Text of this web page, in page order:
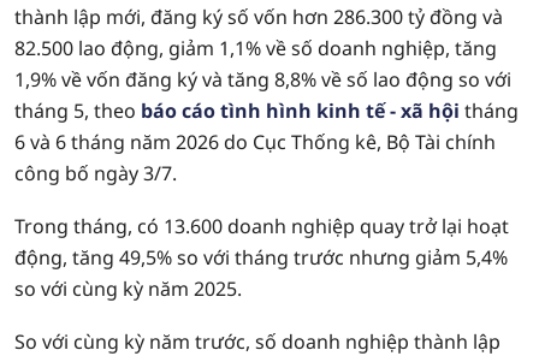
thành lập mới, đăng ký số vốn hơn 286.300 tỷ đồng và
82.500 lao động, giảm 1,1% về số doanh nghiệp, tăng
1,9% về vốn đăng ký và tăng 8,8% về số lao động so với
tháng 5, theo báo cáo tình hình kinh tế - xã hội tháng
6 và 6 tháng năm 2026 do Cục Thống kê, Bộ Tài chính
công bố ngày 3/7.
Trong tháng, có 13.600 doanh nghiệp quay trở lại hoạt
động, tăng 49,5% so với tháng trước nhưng giảm 5,4%
so với cùng kỳ năm 2025.
So với cùng kỳ năm trước, số doanh nghiệp thành lập